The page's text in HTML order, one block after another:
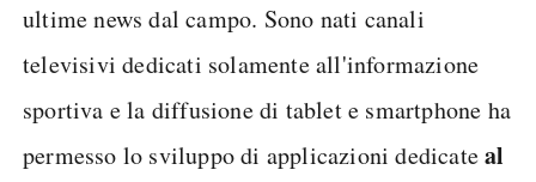
ultime news dal campo. Sono nati canali
televisivi dedicati solamente all'informazione
sportiva e la diffusione di tablet e smartphone ha
permesso lo sviluppo di applicazioni dedicateal